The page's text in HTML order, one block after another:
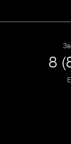
8